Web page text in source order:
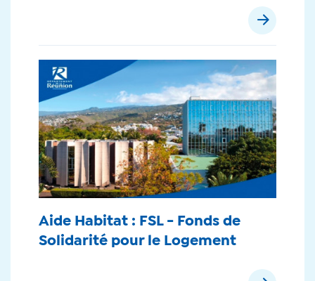
Aide Habitat : FSL - Fonds de
Solidarité pour le Logement